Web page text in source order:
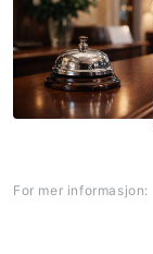
For mer informasjon: